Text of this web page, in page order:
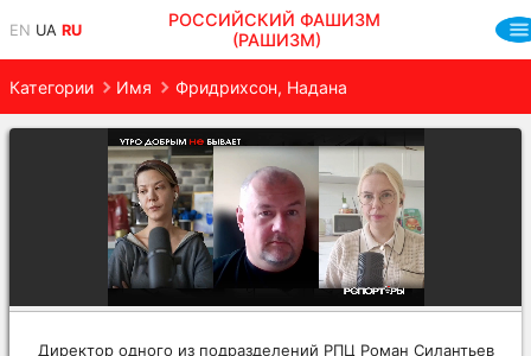
EN UA RU
РОССИЙСКИЙ ФАШИЗМ
(РАШИЗМ)
Категории Имя Фридрихсон, Надана
Директор одного из подразделений РПЦ Роман Силантьев